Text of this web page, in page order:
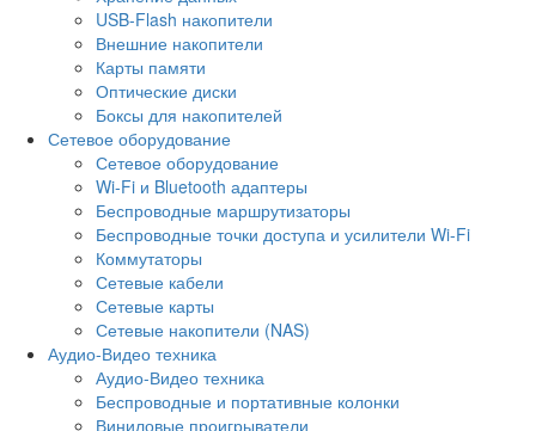
USB-Flash накопители
Внешние накопители
Карты памяти
Оптические диски
Боксы для накопителей
Сетевое оборудование
Сетевое оборудование
Wi-Fi и Bluetooth адаптеры
Беспроводные маршрутизаторы
Беспроводные точки доступа и усилители Wi-Fi
Коммутаторы
Сетевые кабели
Сетевые карты
Сетевые накопители (NAS)
Аудио-Видео техника
Аудио-Видео техника
Беспроводные и портативные колонки
Виниловые проигрыватели